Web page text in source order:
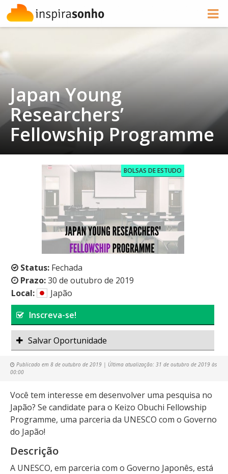
Japan Young
Researchers’
Fellowship Programme
BOLSAS DE ESTUDO
Status: Fechada
Prazo:30 de outubro de 2019
Local:
Japão
Inscreva-se!
Salvar Oportunidade
Publicado em 8 de outubro de 2019 | Última atualização: 31 de outubro de 2019 às
00:00
Você tem interesse em desenvolver uma pesquisa no
Japão? Se candidate para o Keizo Obuchi Fellowship
Programme, uma parceria da UNESCO com o Governo
do Japão!
Descrição
A UNESCO, em parceria com o Governo Japonês, está